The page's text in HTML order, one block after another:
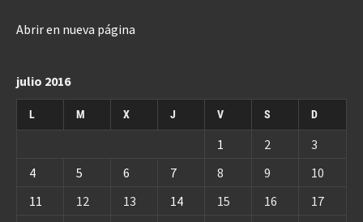
Abrir en nueva página
julio 2016
L M X J V S D
1 2
3
4
5 6 7 8 9
10
11
12 13 14 15 16
17